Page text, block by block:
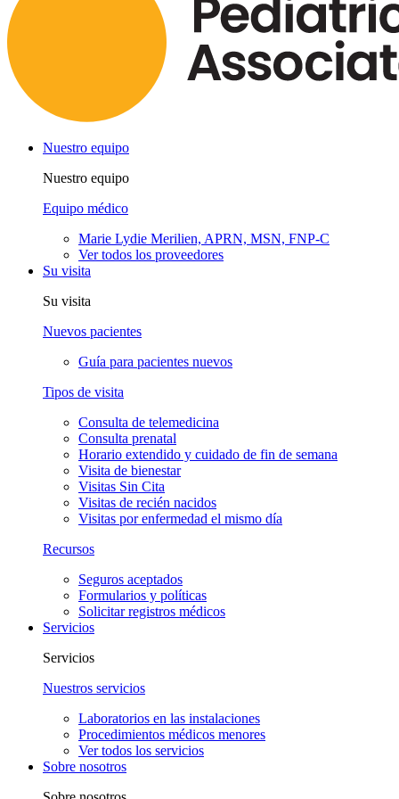
Nuestro equipo
Nuestro equipo
Equipo médico
Marie Lydie Merilien, APRN, MSN, FNP-C
Ver todos los proveedores
Su visita
Su visita
Nuevos pacientes
Guía para pacientes nuevos
Tipos de visita
Consulta de telemedicina
Consulta prenatal
Horario extendido y cuidado de fin de semana
Visita de bienestar
Visitas Sin Cita
Visitas de recién nacidos
Visitas por enfermedad el mismo día
Recursos
Seguros aceptados
Formularios y políticas
Solicitar registros médicos
Servicios
Servicios
Nuestros servicios
Laboratorios en las instalaciones
Procedimientos médicos menores
Ver todos los servicios
Sobre nosotros